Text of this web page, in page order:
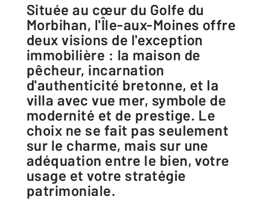
Située au cœur du Golfe du
Morbihan, l'Île-aux-Moines offre
deux visions de l'exception
immobilière : la maison de
pêcheur, incarnation
d'authenticité bretonne, et la
villa avec vue mer, symbole de
modernité et de prestige. Le
choix ne se fait pas seulement
sur le charme, mais sur une
adéquation entre le bien, votre
usage et votre stratégie
patrimoniale.